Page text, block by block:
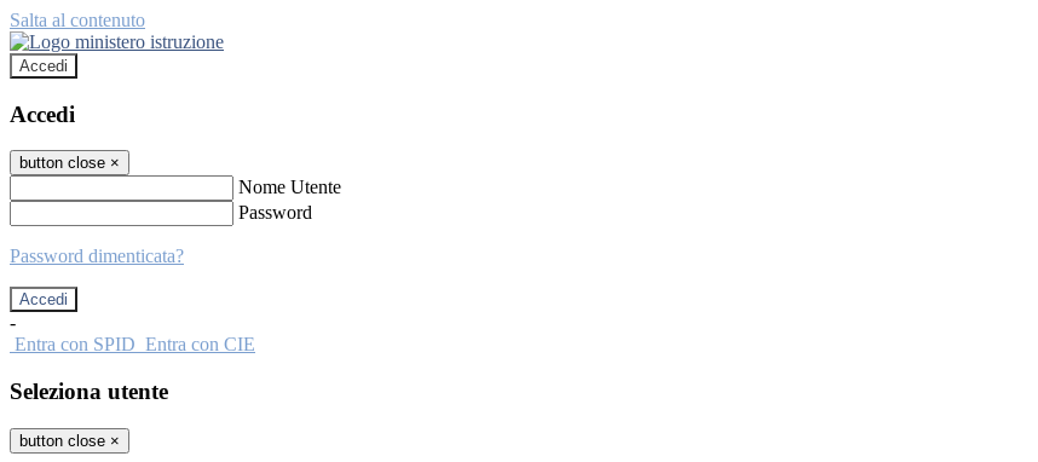
Salta al contenuto
Accedi
Accedi
button close ×
Nome Utente
Password
Password dimenticata?
-
Entra con SPID Entra con CIE
Seleziona utente
button close ×